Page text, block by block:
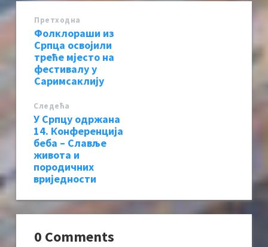
Претходна
Фолклораши из
Српца освојили
треће мјесто на
фестивалу у
Саримсаклију
Следећa
У Српцу одржана
14. Конференција
беба – Славље
живота и
породичних
вриједности
0 Comments